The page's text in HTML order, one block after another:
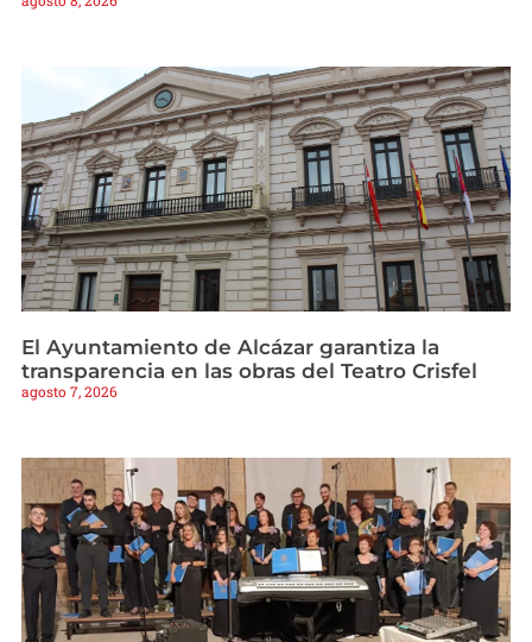
El Ayuntamiento de Alcázar garantiza la
transparencia en las obras del Teatro Crisfel
agosto 7, 2026